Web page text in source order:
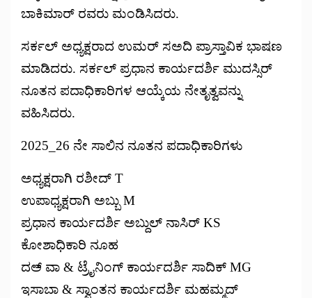
ಬಾಕಿಮಾರ್ ರವರು ಮಂಡಿಸಿದರು.
ಸರ್ಕಲ್ ಅಧ್ಯಕ್ಷರಾದ ಉಮರ್ ಸಅದಿ ಪ್ರಾಸ್ತಾವಿಕ ಭಾಷಣ
ಮಾಡಿದರು. ಸರ್ಕಲ್ ಪ್ರಧಾನ ಕಾರ್ಯದರ್ಶಿ ಮುದಸ್ಸಿರ್
ನೂತನ ಪದಾಧಿಕಾರಿಗಳ ಆಯ್ಕೆಯ ನೇತೃತ್ವವನ್ನು
ವಹಿಸಿದರು.
2025_26 ನೇ ಸಾಲಿನ ನೂತನ ಪದಾಧಿಕಾರಿಗಳು
ಅಧ್ಯಕ್ಷರಾಗಿ ರಶೀದ್ T
ಉಪಾಧ್ಯಕ್ಷರಾಗಿ ಅಬ್ಬು M
ಪ್ರಧಾನ ಕಾರ್ಯದರ್ಶಿ ಅಬ್ದುಲ್ ನಾಸಿರ್ KS
ಕೋಶಾಧಿಕಾರಿ ನೂಹ
ದಅ್ ವಾ & ಟ್ರೈನಿಂಗ್ ಕಾರ್ಯದರ್ಶಿ ಸಾದಿಕ್ MG
ಇಸಾಬಾ & ಸ್ವಾಂತನ ಕಾರ್ಯದರ್ಶಿ ಮಹಮ್ಮದ್